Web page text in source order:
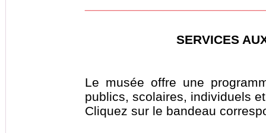
SERVICES
Le musée offre une
publics, scolaires, individuels
Cliquez sur le bandeau